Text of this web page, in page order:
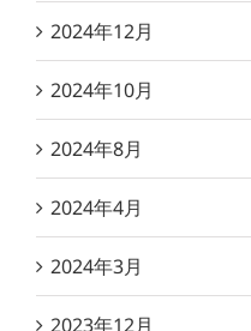
2024年12月
2024年10月
2024年8月
2024年4月
2024年3月
2023年12月